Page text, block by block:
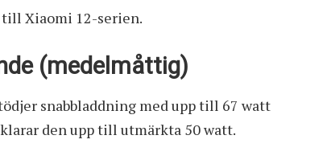
Xiaomi 12-serien.
(medelmåttig)
snabbladdning med upp till 67 watt
den upp till utmärkta 50 watt.